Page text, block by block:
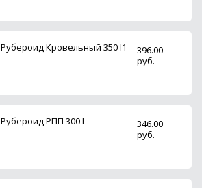
Рубероид Кровельный 350 I1
396.00
руб.
Рубероид РПП 300 I
346.00
руб.